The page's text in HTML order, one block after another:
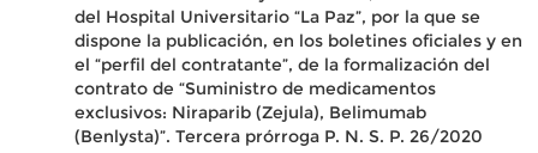
del Hospital Universitario “La Paz”, por la que se
dispone la publicación, en los boletines oficiales y en
el “perfil del contratante”, de la formalización del
contrato de “Suministro de medicamentos
exclusivos: Niraparib (Zejula), Belimumab
(Benlysta)”. Tercera prórroga P. N. S. P. 26/2020